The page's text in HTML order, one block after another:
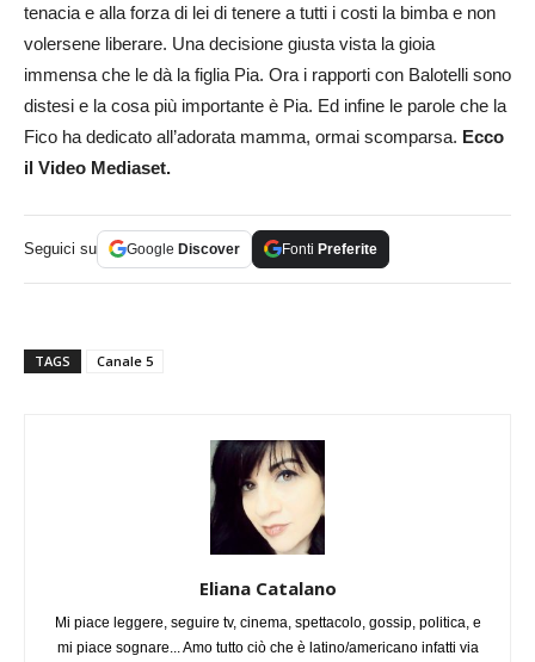
tenacia e alla forza di lei di tenere a tutti i costi la bimba e non
volersene liberare. Una decisione giusta vista la gioia
immensa che le dà la figlia Pia. Ora i rapporti con Balotelli sono
distesi e la cosa più importante è Pia. Ed infine le parole che la
Fico ha dedicato all’adorata mamma, ormai scomparsa. Ecco
il Video Mediaset.
Seguici su Google Discover Fonti Preferite
TAGS Canale 5
Eliana Catalano
Mi piace leggere, seguire tv, cinema, spettacolo, gossip, politica, e
mi piace sognare... Amo tutto ciò che è latino/americano infatti via